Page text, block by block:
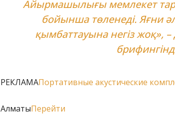
Айырмашылығы мемлекет
бойынша төленеді. Яғни
қымбаттауына негіз жоқ»,
РЕКЛАМАПортативные акустические
АлматыПерейти